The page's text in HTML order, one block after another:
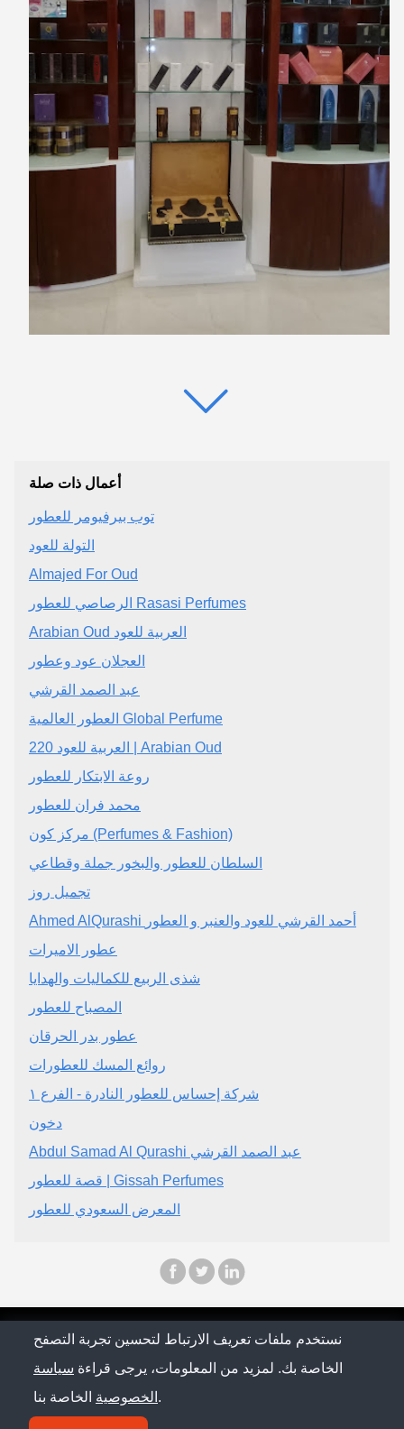
أعمال ذات صلة
توب بيرفيومر للعطور
التولة للعود
Almajed For Oud
الرصاصي للعطور Rasasi Perfumes
Arabian Oud العربية للعود
العجلان عود وعطور
عبد الصمد القرشي
‏العطور العالمية Global Perfume
220 العربية للعود | Arabian Oud
روعة الابتكار للعطور
محمد فران للعطور
مركز كون (Perfumes & Fashion)
السلطان للعطور والبخور جملة وقطاعي
تجميل روز
Ahmed AlQurashi أحمد القرشي للعود والعنبر و العطور
عطور الاميرات
شذى الربيع للكماليات والهدايا
المصباح للعطور
عطور بدر الحرقان
روائع المسك للعطورات
شركة إحساس للعطور النادرة - الفرع ١
دخون
Abdul Samad Al Qurashi عبد الصمد القرشي
قصة للعطور | Gissah Perfumes
المعرض السعودي للعطور
© Saudi Arabia Conference 2026
سياسة الخصوصية
نستخدم ملفات تعريف الارتباط لتحسين تجربة التصفح
الخاصة بك. لمزيد من المعلومات، يرجى قراءة سياسة
الخصوصية الخاصة بنا.